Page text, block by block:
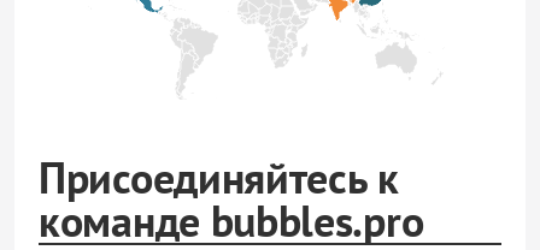
Присоединяйтесь к
команде bubbles.pro